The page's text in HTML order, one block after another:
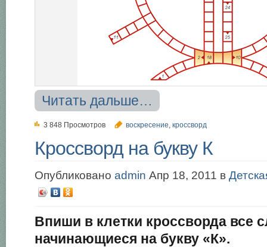
Читать дальше…
3 848 Просмотров воскресение, кроссворд
Кроссворд на букву К
Опубликовано admin Апр 18, 2011 в
Впиши в клетки кроссворда все
начинающиеся на букву «К».